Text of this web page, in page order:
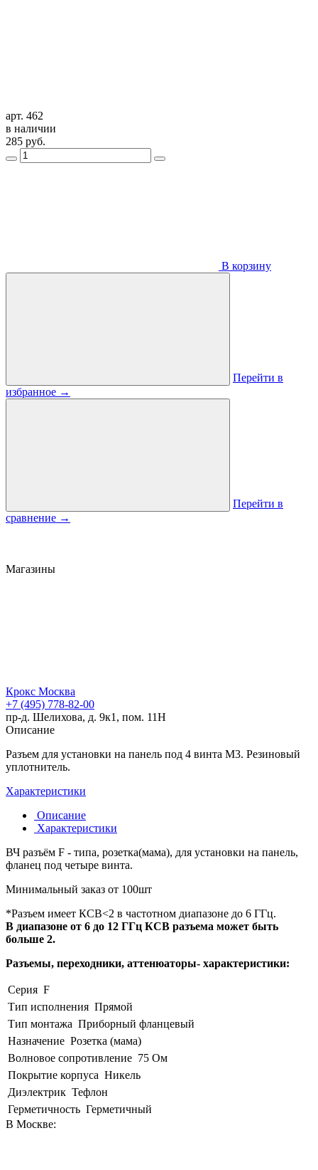
арт. 462
в наличии
285 руб.
В корзину
Перейти в
избранное →
Перейти в
сравнение →
Магазины
Крокс Москва
+7 (495) 778-82-00
пр-д. Шелихова, д. 9к1, пом. 11Н
Описание
Разъем для установки на панель под 4 винта М3. Резиновый
уплотнитель.
Характеристики
Описание
Характеристики
ВЧ разъём F - типа, розетка(мама), для установки на панель,
фланец под четыре винта.
Минимальный заказ от 100шт
*Разъем имеет КСВ<2 в частотном диапазоне до 6 ГГц.
В диапазоне от 6 до 12 ГГц КСВ разъема может быть
больше 2.
Разъемы, переходники, аттенюаторы- характеристики:
Серия F
Тип исполнения Прямой
Тип монтажа Приборный фланцевый
Назначение Розетка (мама)
Волновое сопротивление 75 Ом
Покрытие корпуса Никель
Диэлектрик Тефлон
Герметичность Герметичный
В Москве: